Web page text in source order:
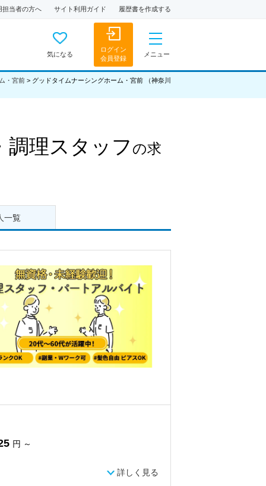
担当者の方へ サイト利用ガイド 履歴書を作成する
気になる
ログイン
会員登録
メニュー
・宮前 > グッドタイムナーシングホーム・宮前 （神奈川
調理スタッフ の求
一覧
円 ～
詳しく見る